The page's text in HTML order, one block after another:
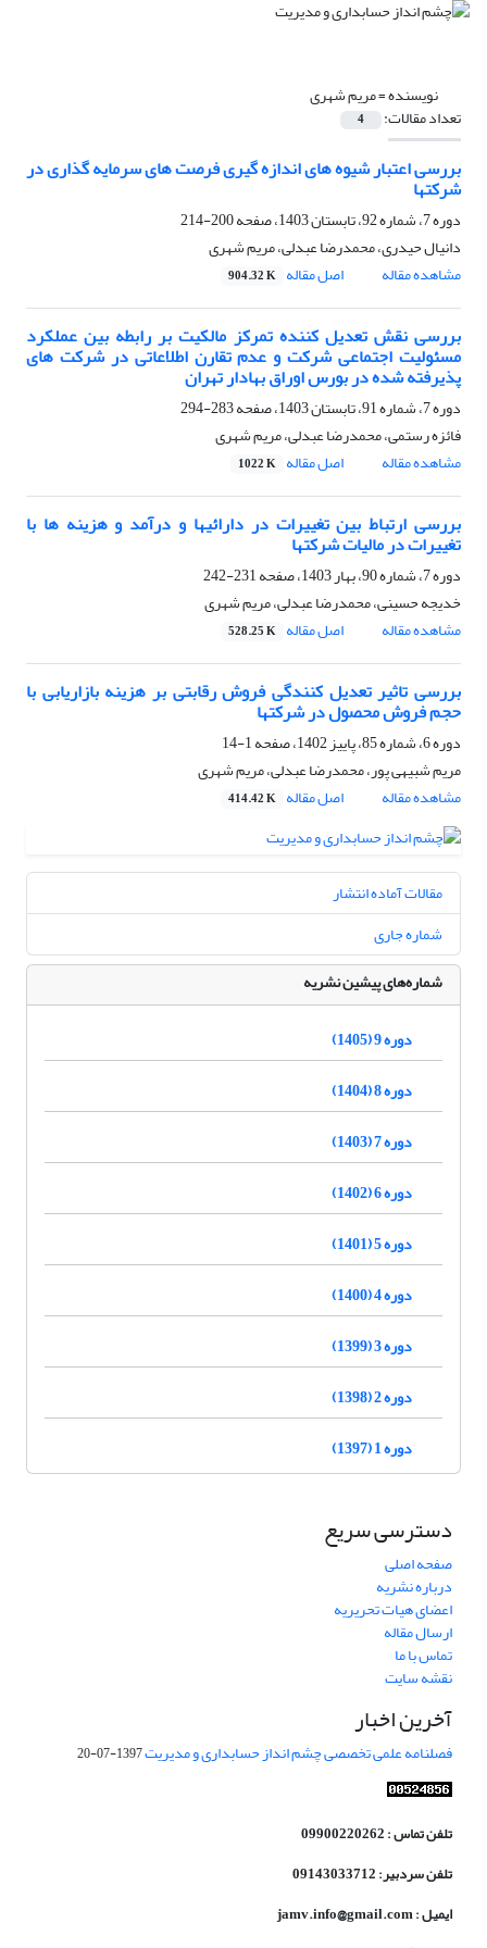
نویسنده =مریم شهری
تعداد مقالات: 4
بررسی اعتبار شیوه های اندازه گیری فرصت های سرمایه گذاری در
شرکتها
دوره 7، شماره 92، تابستان 1403، صفحه
200-214
دانیال حیدری، محمدرضا عبدلی، مریم شهری
مشاهده مقاله
اصل مقاله 904.32 K
بررسی نقش تعدیل‌ کننده تمرکز مالکیت بر رابطه بین عملکرد
مسئولیت اجتماعی شرکت و عدم تقارن اطلاعاتی در شرکت های
پذیرفته شده در بورس اوراق بهادار تهران
دوره 7، شماره 91، تابستان 1403، صفحه
283-294
فائزه رستمی، محمدرضا عبدلی، مریم شهری
مشاهده مقاله
اصل مقاله 1022 K
بررسی ارتباط بین تغییرات در دارائیها و درآمد و هزینه ها با
تغییرات در مالیات شرکتها
دوره 7، شماره 90، بهار 1403، صفحه
231-242
خدیجه حسینی، محمدرضا عبدلی، مریم شهری
مشاهده مقاله
اصل مقاله 528.25 K
بررسی تاثیر تعدیل کنندگی فروش رقابتی بر هزینه بازاریابی با
حجم فروش محصول در شرکتها
دوره 6، شماره 85، پاییز 1402، صفحه
1-14
مریم شبیهی پور، محمدرضا عبدلی، مریم شهری
مشاهده مقاله
اصل مقاله 414.42 K
مقالات آماده انتشار
شماره جاری
شماره‌های پیشین نشریه
دوره 9 (1405)
دوره 8 (1404)
دوره 7 (1403)
دوره 6 (1402)
دوره 5 (1401)
دوره 4 (1400)
دوره 3 (1399)
دوره 2 (1398)
دوره 1 (1397)
دسترسی سریع
صفحه اصلی
درباره نشریه
اعضای هیات تحریریه
ارسال مقاله
تماس با ما
نقشه سایت
آخرین اخبار
فصلنامه علمی تخصصی چشم انداز حسابداری و مدیریت1397-07-20
تلفن تماس : 09900220262
تلفن سردبیر: 09143033712
ایمیل : jamv.info@gmail.com